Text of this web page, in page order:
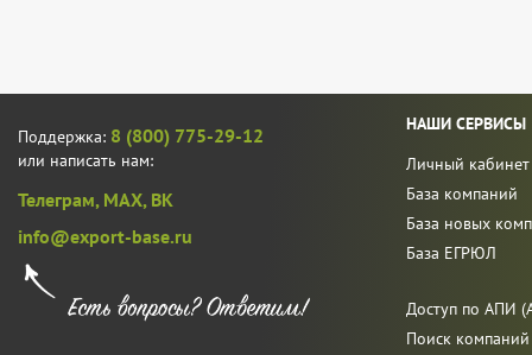
Поддержка: 8 (800) 775-29-12
или написать нам:
Телеграм, MAX, ВК
info@export-base.ru
НАШИ СЕРВИСЫ
Личный кабинет
База компаний
База новых
База ЕГРЮЛ
Доступ по АПИ
Поиск